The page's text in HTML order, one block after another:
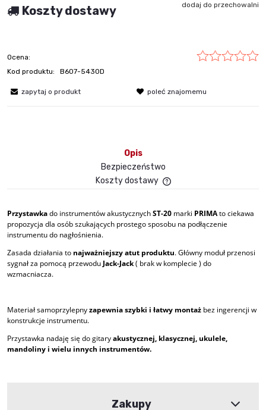
dodaj do przechowalni
Koszty dostawy
Ocena:
Kod produktu:
B607-5430D
zapytaj o produkt poleć znajomemu
Opis
Bezpieczeństwo
Koszty dostawy
Przystawkado instrumentów akustycznychST-20 marki PRIMAto ciekawa
propozycja dla osób szukających prostego sposobu na podłączenie
instrumentu do nagłośnienia.
Zasada działania to najważniejszy atut produktu. Główny moduł przenosi
sygnał za pomocą przewodu Jack-Jack( brak w komplecie ) do
wzmacniacza.
Materiał samoprzylepnyzapewnia szybki i łatwy montaż bez ingerencji w
konstrukcje instrumentu.
Przystawka nadaję się do gitaryakustycznej, klasycznej, ukulele,
mandoliny i wielu innych instrumentów.
Zakupy